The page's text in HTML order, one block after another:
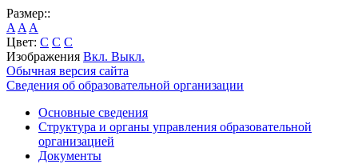
Размер::
A A A
Цвет: C C C
Изображения Вкл. Выкл.
Обычная версия сайта
Сведения об образовательной организации
Основные сведения
Структура и органы управления образовательной
организацией
Документы